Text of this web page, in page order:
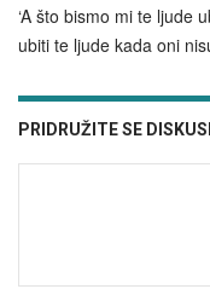
‘A što bismo mi te ljude
ubiti te ljude kada oni
PRIDRUŽITE SE